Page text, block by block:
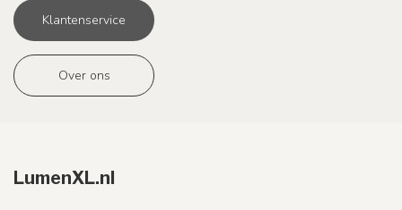
Klantenservice
Over ons
LumenXL.nl